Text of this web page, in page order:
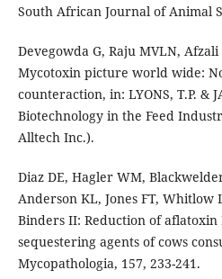
South African Journal of Animal
Devegowda G, Raju MVLN,
Mycotoxin picture world wide:
counteraction, in: LYONS, T.P. &
Biotechnology in the Feed
Alltech Inc.).
Diaz DE, Hagler WM,
Anderson KL, Jones FT, Whitlow
Binders II: Reduction of
sequestering agents of cows
Mycopathologia, 157, 233-241.